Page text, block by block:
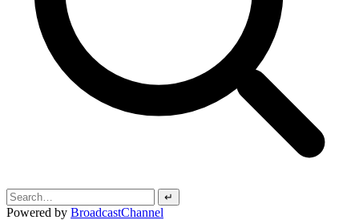
↵
Powered by BroadcastChannel